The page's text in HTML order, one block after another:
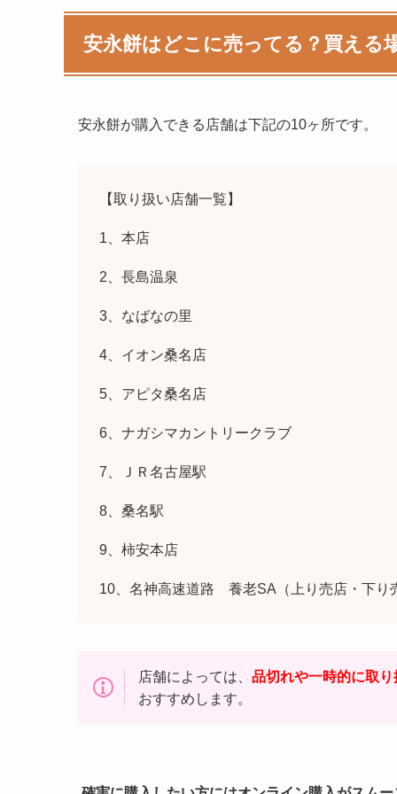
安永餅はどこに売ってる？買える
安永餅が購入できる店舗は下記の10ヶ所です。
【取り扱い店舗一覧】
1、本店
2、長島温泉
3、なばなの里
4、イオン桑名店
5、アピタ桑名店
6、ナガシマカントリークラブ
7、ＪＲ名古屋駅
8、桑名駅
9、柿安本店
10、名神高速道路 養老SA（上り売店・下り
店舗によっては、 品切れや一時的に取
おすすめします。